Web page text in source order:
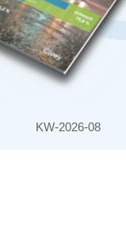
KW-2026-08